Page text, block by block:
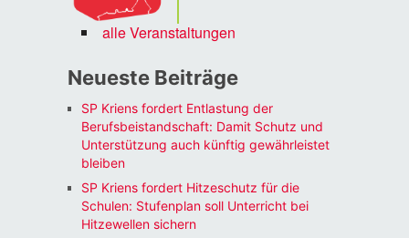
alle Veranstaltungen
Neueste Beiträge
SP Kriens fordert Entlastung der
Berufsbeistandschaft: Damit Schutz und
Unterstützung auch künftig gewährleistet
bleiben
SP Kriens fordert Hitzeschutz für die
Schulen: Stufenplan soll Unterricht bei
Hitzewellen sichern